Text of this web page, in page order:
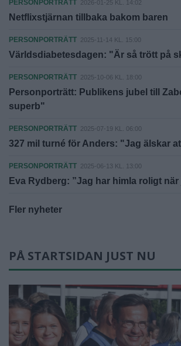
PERSONPORTRÄTT 2026-01-25 KL. 14:02
Netflixstjärnan tillbaka bakom baren
PERSONPORTRÄTT 2025-11-14 KL. 15:00
Världsdiabetesdagen: "Är så trött på
PERSONPORTRÄTT 2025-10-06 KL. 18:00
Personporträtt: Publikens jubel till
superb"
PERSONPORTRÄTT 2025-07-19 KL. 06:00
327 mil turné för Anders: "Jag älskar
PERSONPORTRÄTT 2025-06-13 KL. 13:00
Eva Rydberg: ”Jag har himla roligt när
Fler nyheter
PÅ STARTSIDAN JUST NU